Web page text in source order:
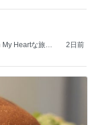
Heartな旅日
2日前